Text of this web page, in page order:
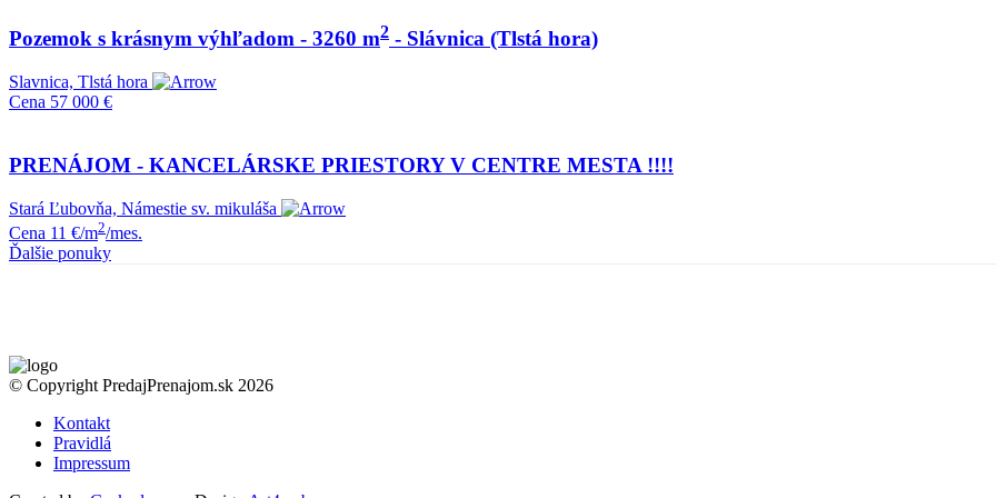
Pozemok s krásnym výhľadom - 3260 m2 - Slávnica (Tlstá hora)
Slavnica, Tlstá hora
Cena 57 000 €
PRENÁJOM - KANCELÁRSKE PRIESTORY V CENTRE MESTA !!!!
Stará Ľubovňa, Námestie sv. mikuláša
Cena 11 €/m2/mes.
Ďalšie ponuky
© Copyright PredajPrenajom.sk 2026
Kontakt
Pravidlá
Impressum